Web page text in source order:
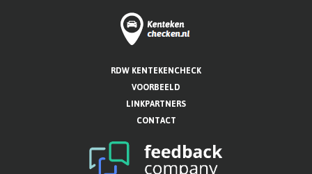
RDW KENTEKENCHECK
VOORBEELD
LINKPARTNERS
CONTACT